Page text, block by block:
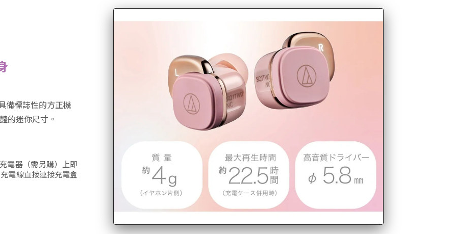
備標誌性的方正機
的迷你尺寸。
電器（需另購）上即
電線直接連接充電盒